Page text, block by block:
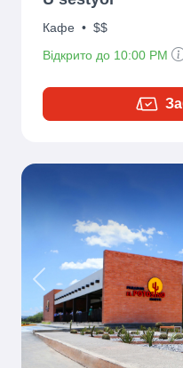
Кафе • $$
Відкрито до 10:00 PM
Previous